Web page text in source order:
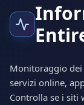
Monitoraggio
servizi online,
Controlla se i siti